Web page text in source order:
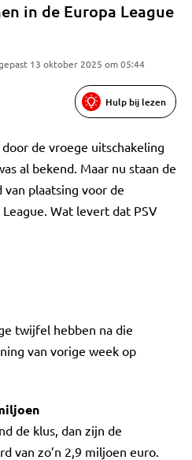
in de Europa League
13 oktober 2025 om 05:44
Hulp bij lezen
de vroege uitschakeling
al bekend. Maar nu staan de
van plaatsing voor de
Wat levert dat PSV
twijfel hebben na die
van vorige week op
de klus, dan zijn de
van zo’n 2,9 miljoen euro.